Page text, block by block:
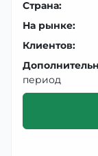
Страна:
На рынке:
Клиентов:
период